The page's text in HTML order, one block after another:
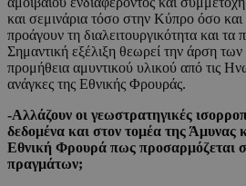
και σεμινάρια τόσο στην Κύπρο όσο
προάγουν τη διαλειτουργικότητα και τα
Σημαντική εξέλιξη θεωρεί την άρση
προμήθεια αμυντικού υλικού από τις
ανάγκες της Εθνικής Φρουράς.
-Αλλάζουν οι γεωστρατηγικές
δεδομένα και στον τομέα της Άμυνας
Εθνική Φρουρά πως προσαρμόζεται
πραγμάτων;